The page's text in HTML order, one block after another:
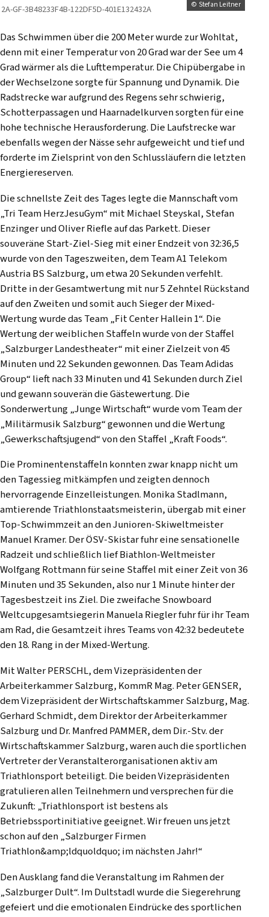
© Stefan Leitner
2A-GF-3B48233F4B-122DF5D-401E132432A
Das Schwimmen über die 200 Meter wurde zur Wohltat,
denn mit einer Temperatur von 20 Grad war der See um 4
Grad wärmer als die Lufttemperatur. Die Chipübergabe in
der Wechselzone sorgte für Spannung und Dynamik. Die
Radstrecke war aufgrund des Regens sehr schwierig,
Schotterpassagen und Haarnadelkurven sorgten für eine
hohe technische Herausforderung. Die Laufstrecke war
ebenfalls wegen der Nässe sehr aufgeweicht und tief und
forderte im Zielsprint von den Schlussläufern die letzten
Energiereserven.
Die schnellste Zeit des Tages legte die Mannschaft vom
„Tri Team HerzJesuGym“ mit Michael Steyskal, Stefan
Enzinger und Oliver Riefle auf das Parkett. Dieser
souveräne Start-Ziel-Sieg mit einer Endzeit von 32:36,5
wurde von den Tageszweiten, dem Team A1 Telekom
Austria BS Salzburg, um etwa 20 Sekunden verfehlt.
Dritte in der Gesamtwertung mit nur 5 Zehntel Rückstand
auf den Zweiten und somit auch Sieger der Mixed-
Wertung wurde das Team „Fit Center Hallein 1“. Die
Wertung der weiblichen Staffeln wurde von der Staffel
„Salzburger Landestheater“ mit einer Zielzeit von 45
Minuten und 22 Sekunden gewonnen. Das Team Adidas
Group“ lieft nach 33 Minuten und 41 Sekunden durch Ziel
und gewann souverän die Gästewertung. Die
Sonderwertung „Junge Wirtschaft“ wurde vom Team der
„Militärmusik Salzburg“ gewonnen und die Wertung
„Gewerkschaftsjugend“ von den Staffel „Kraft Foods“.
Die Prominentenstaffeln konnten zwar knapp nicht um
den Tagessieg mitkämpfen und zeigten dennoch
hervorragende Einzelleistungen. Monika Stadlmann,
amtierende Triathlonstaatsmeisterin, übergab mit einer
Top-Schwimmzeit an den Junioren-Skiweltmeister
Manuel Kramer. Der ÖSV-Skistar fuhr eine sensationelle
Radzeit und schließlich lief Biathlon-Weltmeister
Wolfgang Rottmann für seine Staffel mit einer Zeit von 36
Minuten und 35 Sekunden, also nur 1 Minute hinter der
Tagesbestzeit ins Ziel. Die zweifache Snowboard
Weltcupgesamtsiegerin Manuela Riegler fuhr für ihr Team
am Rad, die Gesamtzeit ihres Teams von 42:32 bedeutete
den 18. Rang in der Mixed-Wertung.
Mit Walter PERSCHL, dem Vizepräsidenten der
Arbeiterkammer Salzburg, KommR Mag. Peter GENSER,
dem Vizepräsident der Wirtschaftskammer Salzburg, Mag.
Gerhard Schmidt, dem Direktor der Arbeiterkammer
Salzburg und Dr. Manfred PAMMER, dem Dir.-Stv. der
Wirtschaftskammer Salzburg, waren auch die sportlichen
Vertreter der Veranstalterorganisationen aktiv am
Triathlonsport beteiligt. Die beiden Vizepräsidenten
gratulieren allen Teilnehmern und versprechen für die
Zukunft: „Triathlonsport ist bestens als
Betriebssportinitiative geeignet. Wir freuen uns jetzt
schon auf den „Salzburger Firmen
Triathlon&amp;ldquoldquo; im nächsten Jahr!“
Den Ausklang fand die Veranstaltung im Rahmen der
„Salzburger Dult“. Im Dultstadl wurde die Siegerehrung
gefeiert und die emotionalen Eindrücke des sportlichen